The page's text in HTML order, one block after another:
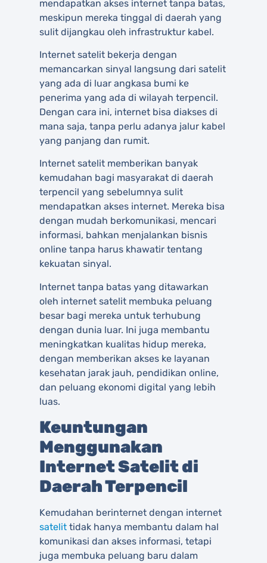
mendapatkan akses internet tanpa batas,
meskipun mereka tinggal di daerah yang
sulit dijangkau oleh infrastruktur kabel.
Internet satelit bekerja dengan
memancarkan sinyal langsung dari satelit
yang ada di luar angkasa bumi ke
penerima yang ada di wilayah terpencil.
Dengan cara ini, internet bisa diakses di
mana saja, tanpa perlu adanya jalur kabel
yang panjang dan rumit.
Internet satelit memberikan banyak
kemudahan bagi masyarakat di daerah
terpencil yang sebelumnya sulit
mendapatkan akses internet. Mereka bisa
dengan mudah berkomunikasi, mencari
informasi, bahkan menjalankan bisnis
online tanpa harus khawatir tentang
kekuatan sinyal.
Internet tanpa batas yang ditawarkan
oleh internet satelit membuka peluang
besar bagi mereka untuk terhubung
dengan dunia luar. Ini juga membantu
meningkatkan kualitas hidup mereka,
dengan memberikan akses ke layanan
kesehatan jarak jauh, pendidikan online,
dan peluang ekonomi digital yang lebih
luas.
Keuntungan
Menggunakan
Internet Satelit di
Daerah Terpencil
Kemudahan berinternet dengan internet
satelit tidak hanya membantu dalam hal
komunikasi dan akses informasi, tetapi
juga membuka peluang baru dalam